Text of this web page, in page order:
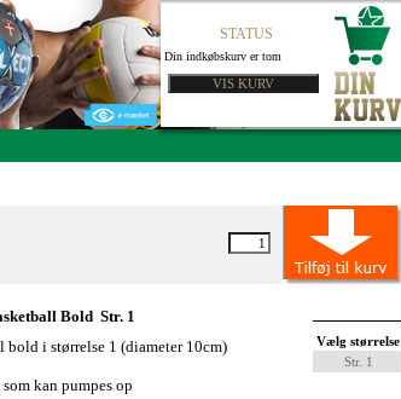
STATUS
Din indkøbskurv er tom
Bold Str. 1
i størrelse 1 (diameter 10cm)
kan pumpes op
Vælg størrelse
Str. 1